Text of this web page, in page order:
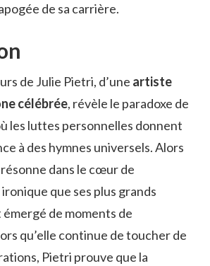
de sa carrière.
de Julie Pietri, d’une artiste
célébrée, révèle le paradoxe de
les luttes personnelles donnent
à des hymnes universels. Alors
dans le cœur de
que ses plus grands
de moments de
qu’elle continue de toucher de
Pietri prouve que la